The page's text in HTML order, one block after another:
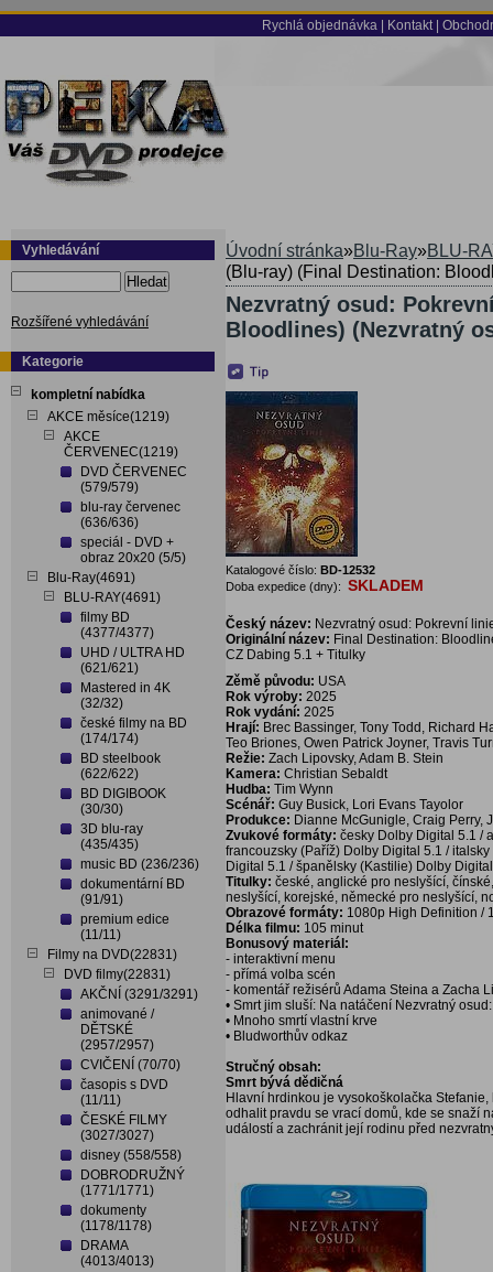
Rychlá objednávka Kontakt
Vyhledávání
Hledat
Rozšířené vyhledávání
Kategorie
kompletní nabídka
AKCE měsíce(1219)
AKCE
ČERVENEC(1219)
DVD ČERVENEC
(579/579)
blu-ray červenec
(636/636)
speciál - DVD +
obraz 20x20 (5/5)
Blu-Ray(4691)
BLU-RAY(4691)
filmy BD
(4377/4377)
UHD / ULTRA HD
(621/621)
Mastered in 4K
(32/32)
české filmy na BD
(174/174)
BD steelbook
(622/622)
BD DIGIBOOK
(30/30)
3D blu-ray
(435/435)
music BD (236/236)
dokumentární BD
(91/91)
premium edice
(11/11)
Filmy na DVD(22831)
DVD filmy(22831)
AKČNÍ (3291/3291)
animované /
DĚTSKÉ
(2957/2957)
CVIČENÍ (70/70)
časopis s DVD
(11/11)
ČESKÉ FILMY
(3027/3027)
disney (558/558)
DOBRODRUŽNÝ
(1771/1771)
dokumenty
(1178/1178)
DRAMA
(4013/4013)
Úvodní stránka»Blu-Ray»BLU-
(Blu-ray) (Final Destination:
Nezvratný osud:
Bloodlines) (Nezvratný
Katalogové číslo: BD-12532
Doba expedice (dny): SKLADEM
Český název: Nezvratný osud: Pokrevní
Originální název: Final Destination:
CZ Dabing 5.1 + Titulky
Zěmě původu: USA
Rok výroby: 2025
Rok vydání: 2025
Hrají: Brec Bassinger, Tony Todd, Richard
Teo Briones, Owen Patrick Joyner, Travis
Režie: Zach Lipovsky, Adam B. Stein
Kamera: Christian Sebaldt
Hudba: Tim Wynn
Scénář: Guy Busick, Lori Evans Tayolor
Produkce: Dianne McGunigle, Craig Perry,
Zvukové formáty: česky Dolby Digital 5.1 /
francouzsky (Paříž) Dolby Digital 5.1 /
Digital 5.1 / španělsky (Kastilie) Dolby
Titulky: české, anglické pro neslyšící,
neslyšící, korejské, německé pro neslyšící,
Obrazové formáty: 1080p High Definition /
Délka filmu: 105 minut
Bonusový materiál:
- interaktivní menu
- přímá volba scén
- komentář režisérů Adama Steina a Zacha
• Smrt jim sluší: Na natáčení Nezvratný
• Mnoho smrtí vlastní krve
• Bludworthův odkaz
Stručný obsah:
Smrt bývá dědičná
Hlavní hrdinkou je vysokoškolačka
odhalit pravdu se vrací domů, kde se snaží
událostí a zachránit její rodinu před